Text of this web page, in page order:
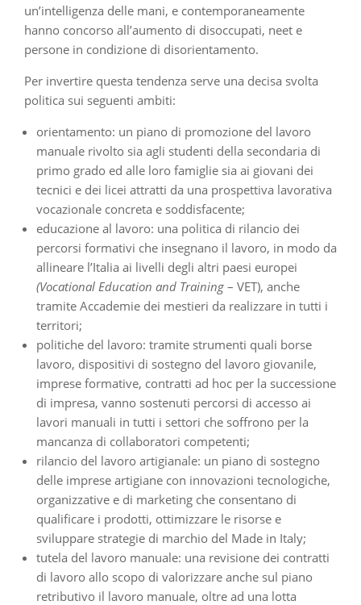
un’intelligenza delle mani, e contemporaneamente
hanno concorso all’aumento di disoccupati, neet e
persone in condizione di disorientamento.
Per invertire questa tendenza serve una decisa svolta
politica sui seguenti ambiti:
orientamento: un piano di promozione del lavoro
manuale rivolto sia agli studenti della secondaria di
primo grado ed alle loro famiglie sia ai giovani dei
tecnici e dei licei attratti da una prospettiva lavorativa
vocazionale concreta e soddisfacente;
educazione al lavoro: una politica di rilancio dei
percorsi formativi che insegnano il lavoro, in modo da
allineare l’Italia ai livelli degli altri paesi europei
(Vocational Education and Training – VET), anche
tramite Accademie dei mestieri da realizzare in tutti i
territori;
politiche del lavoro: tramite strumenti quali borse
lavoro, dispositivi di sostegno del lavoro giovanile,
imprese formative, contratti ad hoc per la successione
di impresa, vanno sostenuti percorsi di accesso ai
lavori manuali in tutti i settori che soffrono per la
mancanza di collaboratori competenti;
rilancio del lavoro artigianale: un piano di sostegno
delle imprese artigiane con innovazioni tecnologiche,
organizzative e di marketing che consentano di
qualificare i prodotti, ottimizzare le risorse e
sviluppare strategie di marchio del Made in Italy;
tutela del lavoro manuale: una revisione dei contratti
di lavoro allo scopo di valorizzare anche sul piano
retributivo il lavoro manuale, oltre ad una lotta